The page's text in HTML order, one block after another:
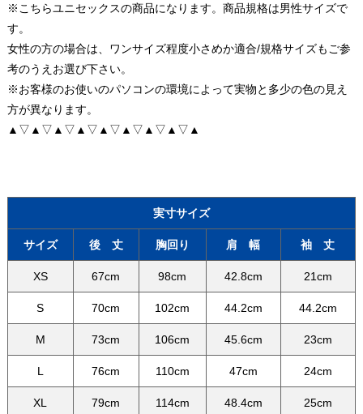
※こちらユニセックスの商品になります。商品規格は男性サイズで
す。
女性の方の場合は、ワンサイズ程度小さめか適合/規格サイズもご参
考のうえお選び下さい。
※お客様のお使いのパソコンの環境によって実物と多少の色の見え
方が異なります。
▲▽▲▽▲▽▲▽▲▽▲▽▲▽▲▽▲
実寸サイズ
サイズ 後 丈 胸回り 肩 幅 袖 丈
XS 67cm 98cm 42.8cm 21cm
S 70cm 102cm 44.2cm 44.2cm
M 73cm 106cm 45.6cm 23cm
L 76cm 110cm 47cm 24cm
XL 79cm 114cm 48.4cm 25cm